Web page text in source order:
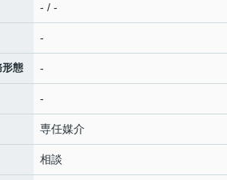
- / -
-
形態 -
-
専任媒介
相談